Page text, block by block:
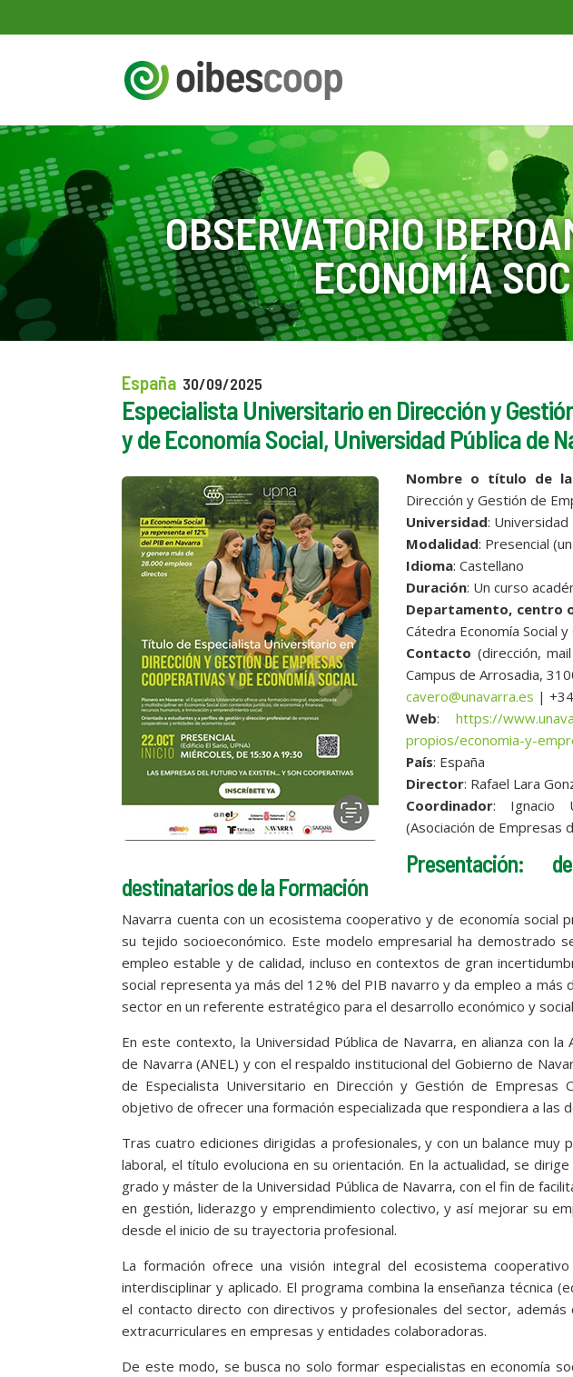
OBSERVATORIO
ECONOMÍA
España 30/09/2025
Especialista Universitario en Dirección y
y de Economía Social, Universidad Pública de
Nombre o título de la
Dirección y Gestión de
Universidad: Universidad
Modalidad: Presencial
Idioma: Castellano
Duración: Un curso
Departamento, centro
Cátedra Economía Social
Contacto (dirección,
Campus de Arrosadia,
cavero@unavarra.es |
Web: https://
propios/economia-y-
País: España
Director: Rafael Lara
Coordinador: Ignacio
(Asociación de Empresas
Presentación:
destinatarios de la Formación
Navarra cuenta con un ecosistema cooperativo y de economía social
su tejido socioeconómico. Este modelo empresarial ha demostrado
empleo estable y de calidad, incluso en contextos de gran
social representa ya más del 12 % del PIB navarro y da empleo a
sector en un referente estratégico para el desarrollo económico y
En este contexto, la Universidad Pública de Navarra, en alianza con la
de Navarra (ANEL) y con el respaldo institucional del Gobierno de
de Especialista Universitario en Dirección y Gestión de Empresas
objetivo de ofrecer una formación especializada que respondiera a las
Tras cuatro ediciones dirigidas a profesionales, y con un balance muy
laboral, el título evoluciona en su orientación. En la actualidad, se
grado y máster de la Universidad Pública de Navarra, con el fin de
en gestión, liderazgo y emprendimiento colectivo, y así mejorar su
desde el inicio de su trayectoria profesional.
La formación ofrece una visión integral del ecosistema
interdisciplinar y aplicado. El programa combina la enseñanza técnica
el contacto directo con directivos y profesionales del sector, además
extracurriculares en empresas y entidades colaboradoras.
De este modo, se busca no solo formar especialistas en economía